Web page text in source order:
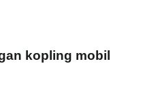
kopling mobil